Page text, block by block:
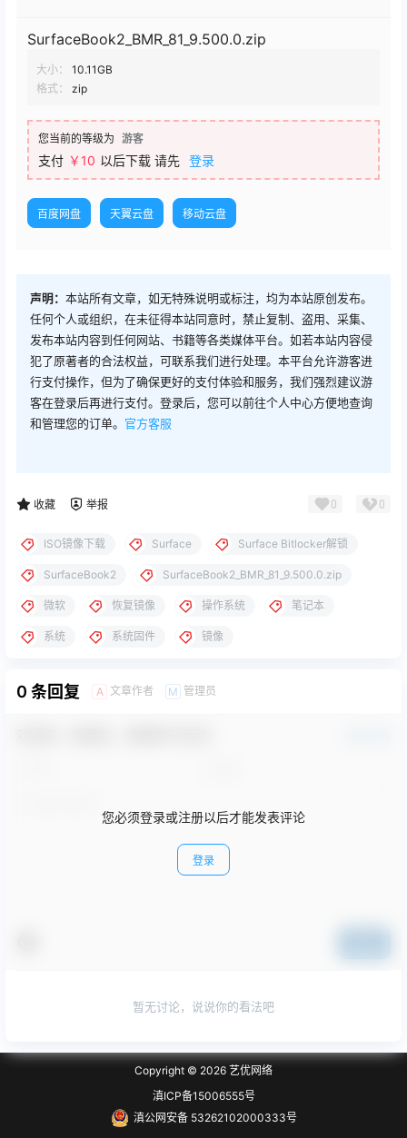
SurfaceBook2_BMR_81_9.500.0.zip
大小：
10.11GB
格式：
zip
您当前的等级为 游客
支付 ￥ 10 以后下载 请先 登录
百度网盘 天翼云盘 移动云盘
声明： 本站所有文章，如无特殊说明或标注，均为本站原创发布。
任何个人或组织，在未征得本站同意时，禁止复制、盗用、采集、
发布本站内容到任何网站、书籍等各类媒体平台。如若本站内容侵
犯了原著者的合法权益，可联系我们进行处理。本平台允许游客进
行支付操作，但为了确保更好的支付体验和服务，我们强烈建议游
客在登录后再进行支付。登录后，您可以前往个人中心方便地查询
和管理您的订单。 官方客服
收藏 举报 0 0
ISO镜像下载 Surface Surface Bitlocker解锁
SurfaceBook2 SurfaceBook2_BMR_81_9.500.0.zip
微软 恢复镜像 操作系统 笔记本
系统 系统固件 镜像
0 条回复 A 文章作者 M 管理员
您必须登录或注册以后才能发表评论
登录
暂无讨论，说说你的看法吧
Copyright © 2026 艺优网络
滇ICP备15006555号
滇公网安备 53262102000333号